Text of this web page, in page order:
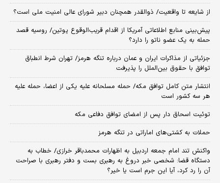
از شایعه تا واقعیت/ ذوالقدر همچنان دبیر شورای ‌عالی امنیت ملی است؟
پیش‌بینی منابع اطلاعاتی آمریکا از اقدام قریب‌الوقوع پوتین/ روسیه قصد
حمله به یک عضو ناتو را دارد؟
جزئیاتی از مذاکرات ایران و عمان درباره تنگه هرمز/ تهران شرط انطباق
توافق با حقوق بین‌الملل را پذیرفت
انتشار متن کامل توافق مکه/ حمله مسلحانه علیه یکی از اعضا، حمله علیه
هر سه کشور است
توئیت اسحاق دار پس از امضای توافق دفاعی مکه
حملات به کشتی‌های اماراتی در تنگه هرمز
واکنش تند امام جمعه اردبیل به اظهارات محمدباقر خرازی/ خطاب به
دستگاه قضا: شخصی خبر دروغ به رهبری بست و دفتر رهبری با صراحت
آن را رد کرد، آیا این جرم است یا خیر؟